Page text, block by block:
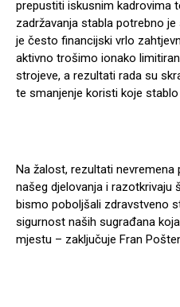
prepustiti iskusnim kadrovima
zadržavanja stabla potrebno
je često financijski vrlo
aktivno trošimo ionako
strojeve, a rezultati rada su
te smanjenje koristi koje
Na žalost, rezultati
našeg djelovanja i razotkrivaju
bismo poboljšali zdravstveno
sigurnost naših sugrađana
mjestu – zaključuje Fran